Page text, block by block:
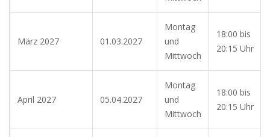
März 2027 01.03.2027
Montag
und
Mittwoch
18:00 bis
20:15 Uhr
April 2027 05.04.2027
Montag
und
Mittwoch
18:00 bis
20:15 Uhr